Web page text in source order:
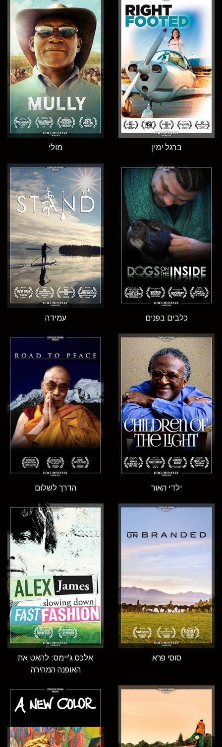
ברגל ימין מולי
כלבים בפנים עמידה
ילדי האור הדרך לשלום
סוסי פרא
אלכס ג'יימס: להאט את
האופנה המהירה